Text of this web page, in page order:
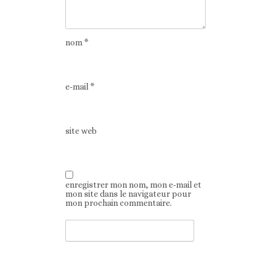
nom*
e-mail*
site web
enregistrer mon nom, mon e-mail et
mon site dans le navigateur pour
mon prochain commentaire.